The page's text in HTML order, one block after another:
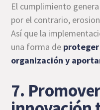
El cumplimiento
por el contrario,
Así que la
una forma de
organización y
7.